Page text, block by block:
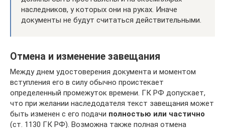
наследников, у которых они на руках. Иначе
документы не будут считаться действительными.
Отмена и изменение завещания
Между днем удостоверения документа и моментом
вступления его в силу обычно проистекает
определенный промежуток времени. ГК РФ допускает,
что при желании наследодателя текст завещания может
быть изменен с его подачи полностью или частично
(ст. 1130 ГК РФ). Возможна также полная отмена